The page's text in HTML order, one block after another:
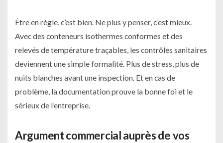
Être en règle, c’est bien. Ne plus y penser, c’est mieux.
Avec des conteneurs isothermes conformes et des
relevés de température traçables, les contrôles sanitaires
deviennent une simple formalité. Plus de stress, plus de
nuits blanches avant une inspection. Et en cas de
problème, la documentation prouve la bonne foi et le
sérieux de l’entreprise.
Argument commercial auprès de vos